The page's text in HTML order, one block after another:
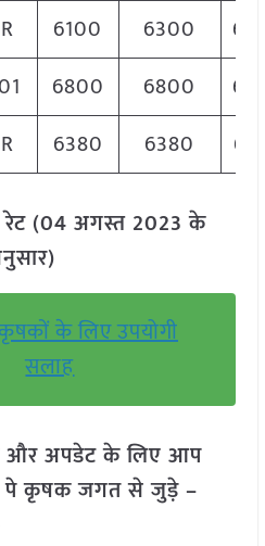
6100 6300
6800 6800
6380 6380
(04 अगस्त 2023 के
के लिए उपयोगी
सलाह
और अपडेट के लिए आप
पे कृषक जगत से जुड़े –